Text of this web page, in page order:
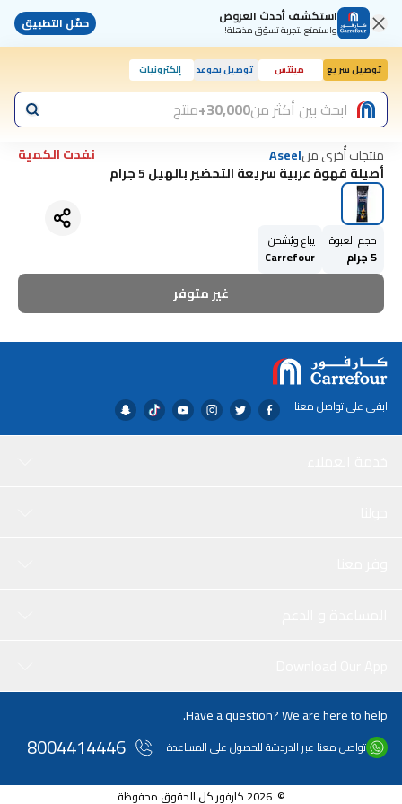
استكشف أحدث العروض
واستمتع بتجربة تسوّق مذهلة! حمّل التطبيق
توصيل سريع مينتس توصيل بموعد إلكترونيات
ابحث بين أكثر من30,000+ منتج
منتجات أُخرى منAseel
نفدت الكمية
أصيلة قهوة عربية سريعة التحضير بالهيل 5 جرام
حجم العبوة
5 جرام
يباع ويُشحن
Carrefour
غير متوفر
ابقى على تواصل معنا
Have a question? We are here to help.
تواصل معنا عبر الدردشة للحصول على المساعدة 8004414446
© 2026 كارفور كل الحقوق محفوظة